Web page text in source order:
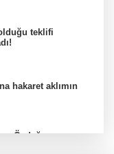
teklifi
hakaret aklımın
Özdağ: